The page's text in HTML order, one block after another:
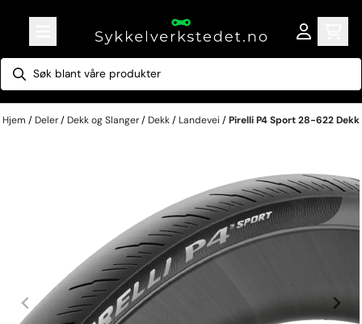
Hopp til innhold
Hjem / Deler/ Dekk og Slanger/ Dekk/ Landevei /Pirelli P4 Sport 28-622 Dekk